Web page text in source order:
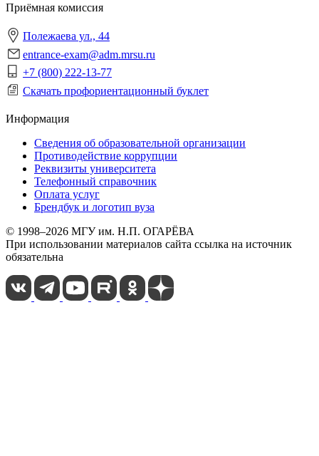
Приёмная комиссия
Полежаева ул., 44
entrance-exam@adm.mrsu.ru
+7 (800) 222-13-77
Скачать профориентационный буклет
Информация
Сведения об образовательной организации
Противодействие коррупции
Реквизиты университета
Телефонный справочник
Оплата услуг
Брендбук и логотип вуза
© 1998–2026 МГУ им. Н.П. ОГАРЁВА
При использовании материалов сайта ссылка на источник
обязательна